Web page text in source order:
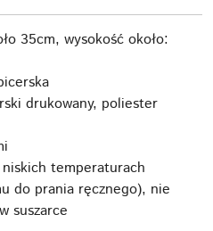
35cm, wysokość około:
drukowany, poliester
temperaturach
do prania ręcznego), nie
suszarce